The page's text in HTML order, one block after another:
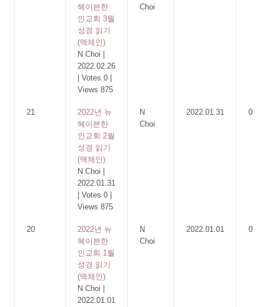
헤이븐한
인교회 3월
성경 읽기
(맥체인)
N Choi
2022.02.26
Votes 0
Views 875
Choi
21
2022년 뉴
헤이븐한
인교회 2월
성경 읽기
(맥체인)
N Choi
2022.01.31
Votes 0
Views 875
N
Choi
2022.01.31 0
20
2022년 뉴
헤이븐한
인교회 1월
성경 읽기
(맥체인)
N Choi
2022.01.01
N
Choi
2022.01.01 0